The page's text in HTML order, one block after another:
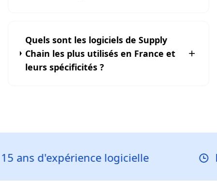
Quels sont les logiciels de Supply
Chain les plus utilisés en France et
leurs spécificités ?
logicielle